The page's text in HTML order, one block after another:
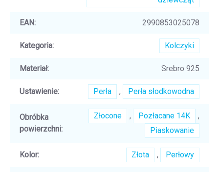
EAN: 2990853025078
Kategoria: Kolczyki
Materiał: Srebro 925
Ustawienie: Perła , Perła słodkowodna
Obróbka
powierzchni:
Złocone , Pozłacane 14K
,
Piaskowanie
Kolor: Złota , Perłowy